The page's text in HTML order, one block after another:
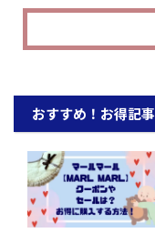
おすすめ！お得記事